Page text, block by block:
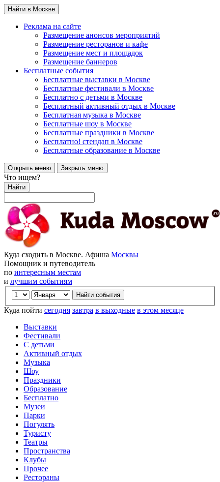
Найти в Москве
Реклама на сайте
Размещение анонсов мероприятий
Размещение ресторанов и кафе
Размещение мест и площадок
Размещение баннеров
Бесплатные события
Бесплатные выставки в Москве
Бесплатные фестивали в Москве
Бесплатно с детьми в Москве
Бесплатный активный отдых в Москве
Бесплатная музыка в Москве
Бесплатные шоу в Москве
Бесплатные праздники в Москве
Бесплатно! стендап в Москве
Бесплатные образование в Москве
Открыть меню Закрыть меню
Что ищем?
Найти
Куда сходить в Москве. Афиша Москвы
Помощник и путеводитель
по интересным местам
и лучшим событиям
Куда пойти сегодня завтра в выходные в этом месяце
Выставки
Фестивали
С детьми
Активный отдых
Музыка
Шоу
Праздники
Образование
Бесплатно
Музеи
Парки
Погулять
Туристу
Театры
Пространства
Клубы
Прочее
Рестораны